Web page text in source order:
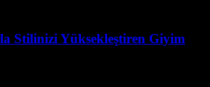
Stilinizi Yüksekleştiren Giyim